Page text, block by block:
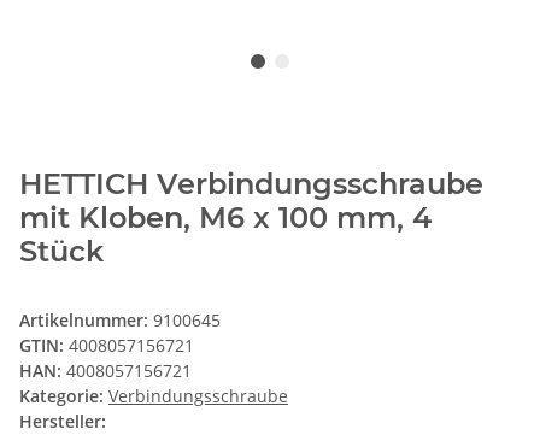
HETTICH Verbindungsschraube
mit Kloben, M6 x 100 mm, 4
Stück
Artikelnummer: 9100645
GTIN: 4008057156721
HAN: 4008057156721
Kategorie: Verbindungsschraube
Hersteller: